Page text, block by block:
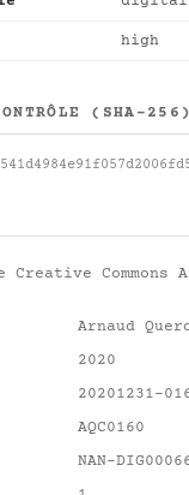
high
(SHA-256)
Creative
Arnaud
2020
20201231-
AQC0160
NAN-